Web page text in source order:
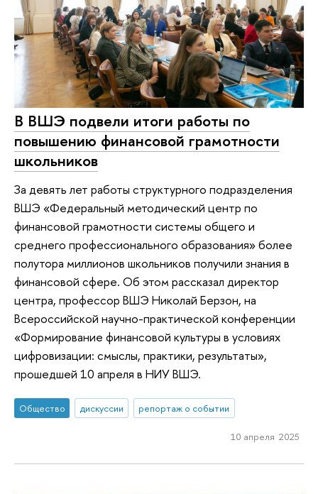
В ВШЭ подвели итоги работы по
повышению финансовой грамотности
школьников
За девять лет работы структурного подразделения
ВШЭ «Федеральный методический центр по
финансовой грамотности системы общего и
среднего профессионального образования» более
полутора миллионов школьников получили знания в
финансовой сфере. Об этом рассказал директор
центра, профессор ВШЭ Николай Берзон, на
Всероссийской научно-практической конференции
«Формирование финансовой культуры в условиях
цифровизации: смыслы, практики, результаты»,
прошедшей 10 апреля в НИУ ВШЭ.
Общество дискуссии репортаж о событии
10 апреля 2025